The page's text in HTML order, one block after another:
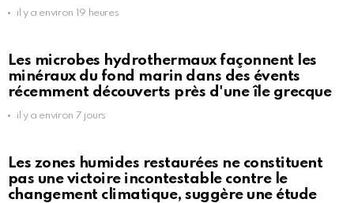
il y a environ 19 heures
Les microbes hydrothermaux façonnent les
minéraux du fond marin dans des évents
récemment découverts près d'une île grecque
il y a environ 7 jours
Les zones humides restaurées ne constituent
pas une victoire incontestable contre le
changement climatique, suggère une étude